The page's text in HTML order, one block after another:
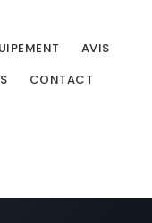
AVIS
CONTACT